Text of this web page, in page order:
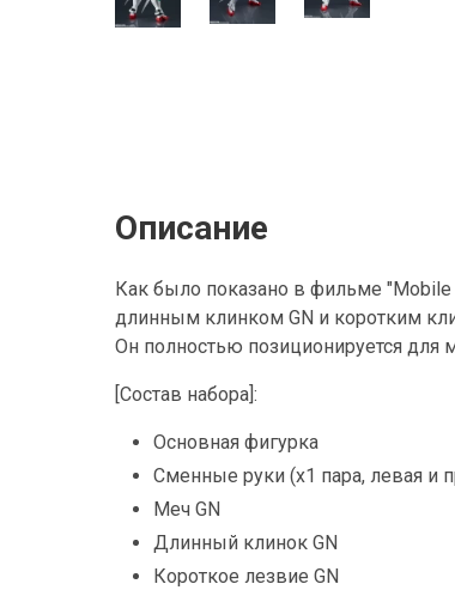
Описание
Как было показано в фильме "Mobile
длинным клинком GN и коротким
Он полностью позиционируется для
[Состав набора]:
Основная фигурка
Сменные руки (x1 пара, левая и
Меч GN
Длинный клинок GN
Короткое лезвие GN